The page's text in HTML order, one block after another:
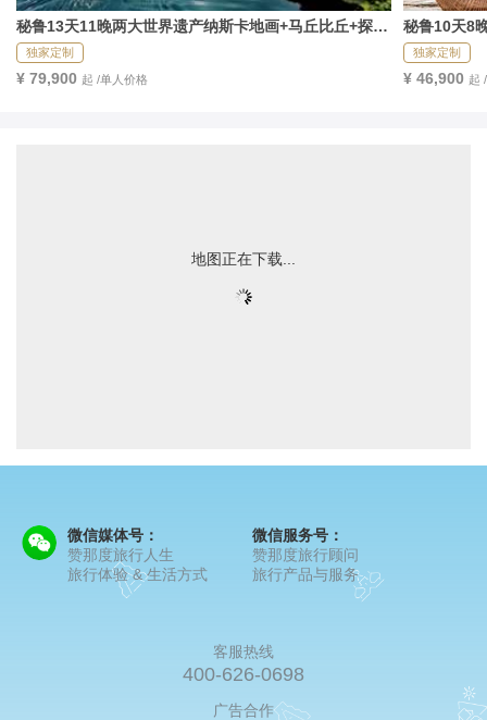
秘鲁13天11晚两大世界遗产纳斯卡地画+马丘比丘+探秘
“地球之肺”亚马逊河
独家定制
¥ 79,900 起 /单人价格
秘鲁10天8
独家定制
¥ 46,900 起
地图正在下载...
微信媒体号：
赞那度旅行人生
旅行体验 & 生活方式
微信服务号：
赞那度旅行顾问
旅行产品与服务
客服热线
400-626-0698
广告合作